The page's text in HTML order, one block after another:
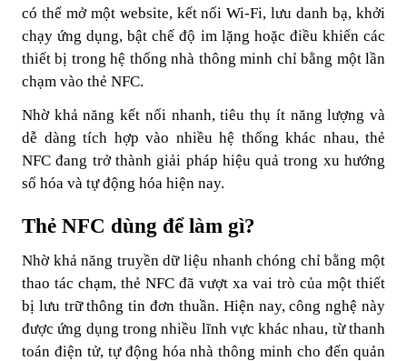
có thể mở một website, kết nối Wi-Fi, lưu danh bạ, khởi
chạy ứng dụng, bật chế độ im lặng hoặc điều khiển các
thiết bị trong hệ thống nhà thông minh chỉ bằng một lần
chạm vào thẻ NFC.
Nhờ khả năng kết nối nhanh, tiêu thụ ít năng lượng và
dễ dàng tích hợp vào nhiều hệ thống khác nhau, thẻ
NFC đang trở thành giải pháp hiệu quả trong xu hướng
số hóa và tự động hóa hiện nay.
Thẻ NFC dùng để làm gì?
Nhờ khả năng truyền dữ liệu nhanh chóng chỉ bằng một
thao tác chạm, thẻ NFC đã vượt xa vai trò của một thiết
bị lưu trữ thông tin đơn thuần. Hiện nay, công nghệ này
được ứng dụng trong nhiều lĩnh vực khác nhau, từ thanh
toán điện tử, tự động hóa nhà thông minh cho đến quản